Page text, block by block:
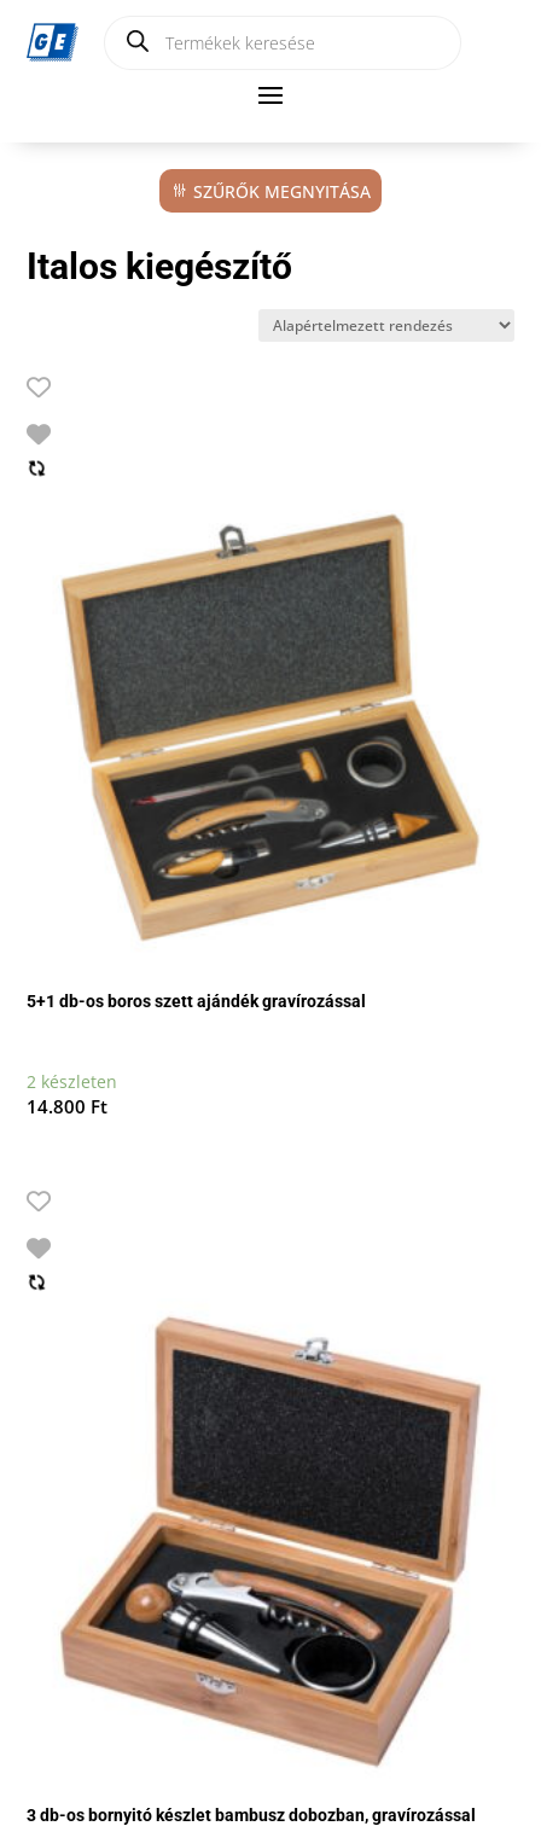
search
SZŰRŐK MEGNYITÁSA
Italos kiegészítő
5+1 db-os boros szett ajándék gravírozással
2 készleten
14.800 Ft
3 db-os bornyitó készlet bambusz dobozban, gravírozással